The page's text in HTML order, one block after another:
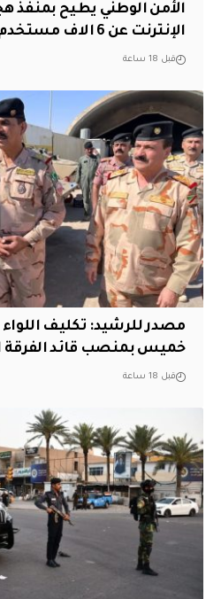
الأمن الوطني يطيح بمنفذ
الإنترنت عن 6 الاف مستخدم في نينوى
قبل 18 ساعة
مصدر للرشيد: تكليف
خميس بمنصب قائد الفرقة
قبل 18 ساعة